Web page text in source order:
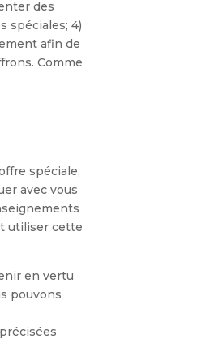
des
spéciales; 4)
afin de
Comme
spéciale,
avec vous
utiliser cette
en vertu
pouvons